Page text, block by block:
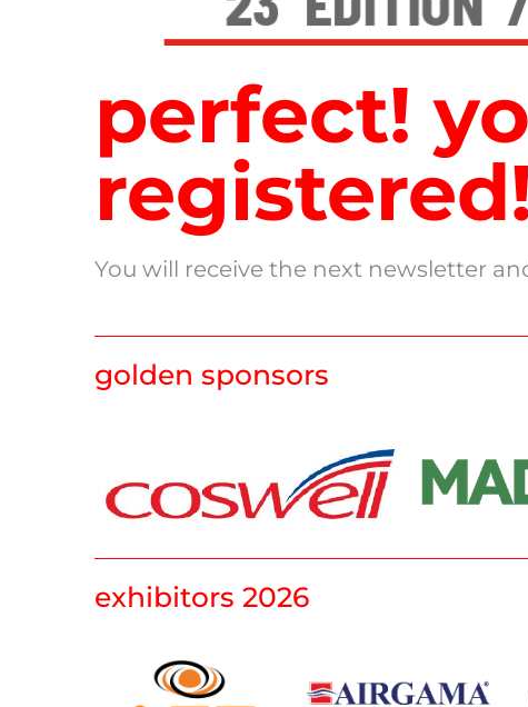
perfect!
registered!
You will receive the next newsletter
golden sponsors
exhibitors 2026